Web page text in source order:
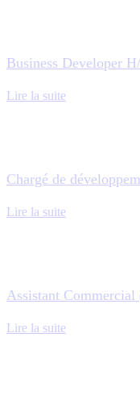
Business Developer
Lire la suite
Chargé de
Lire la suite
Assistant Commercial
Lire la suite